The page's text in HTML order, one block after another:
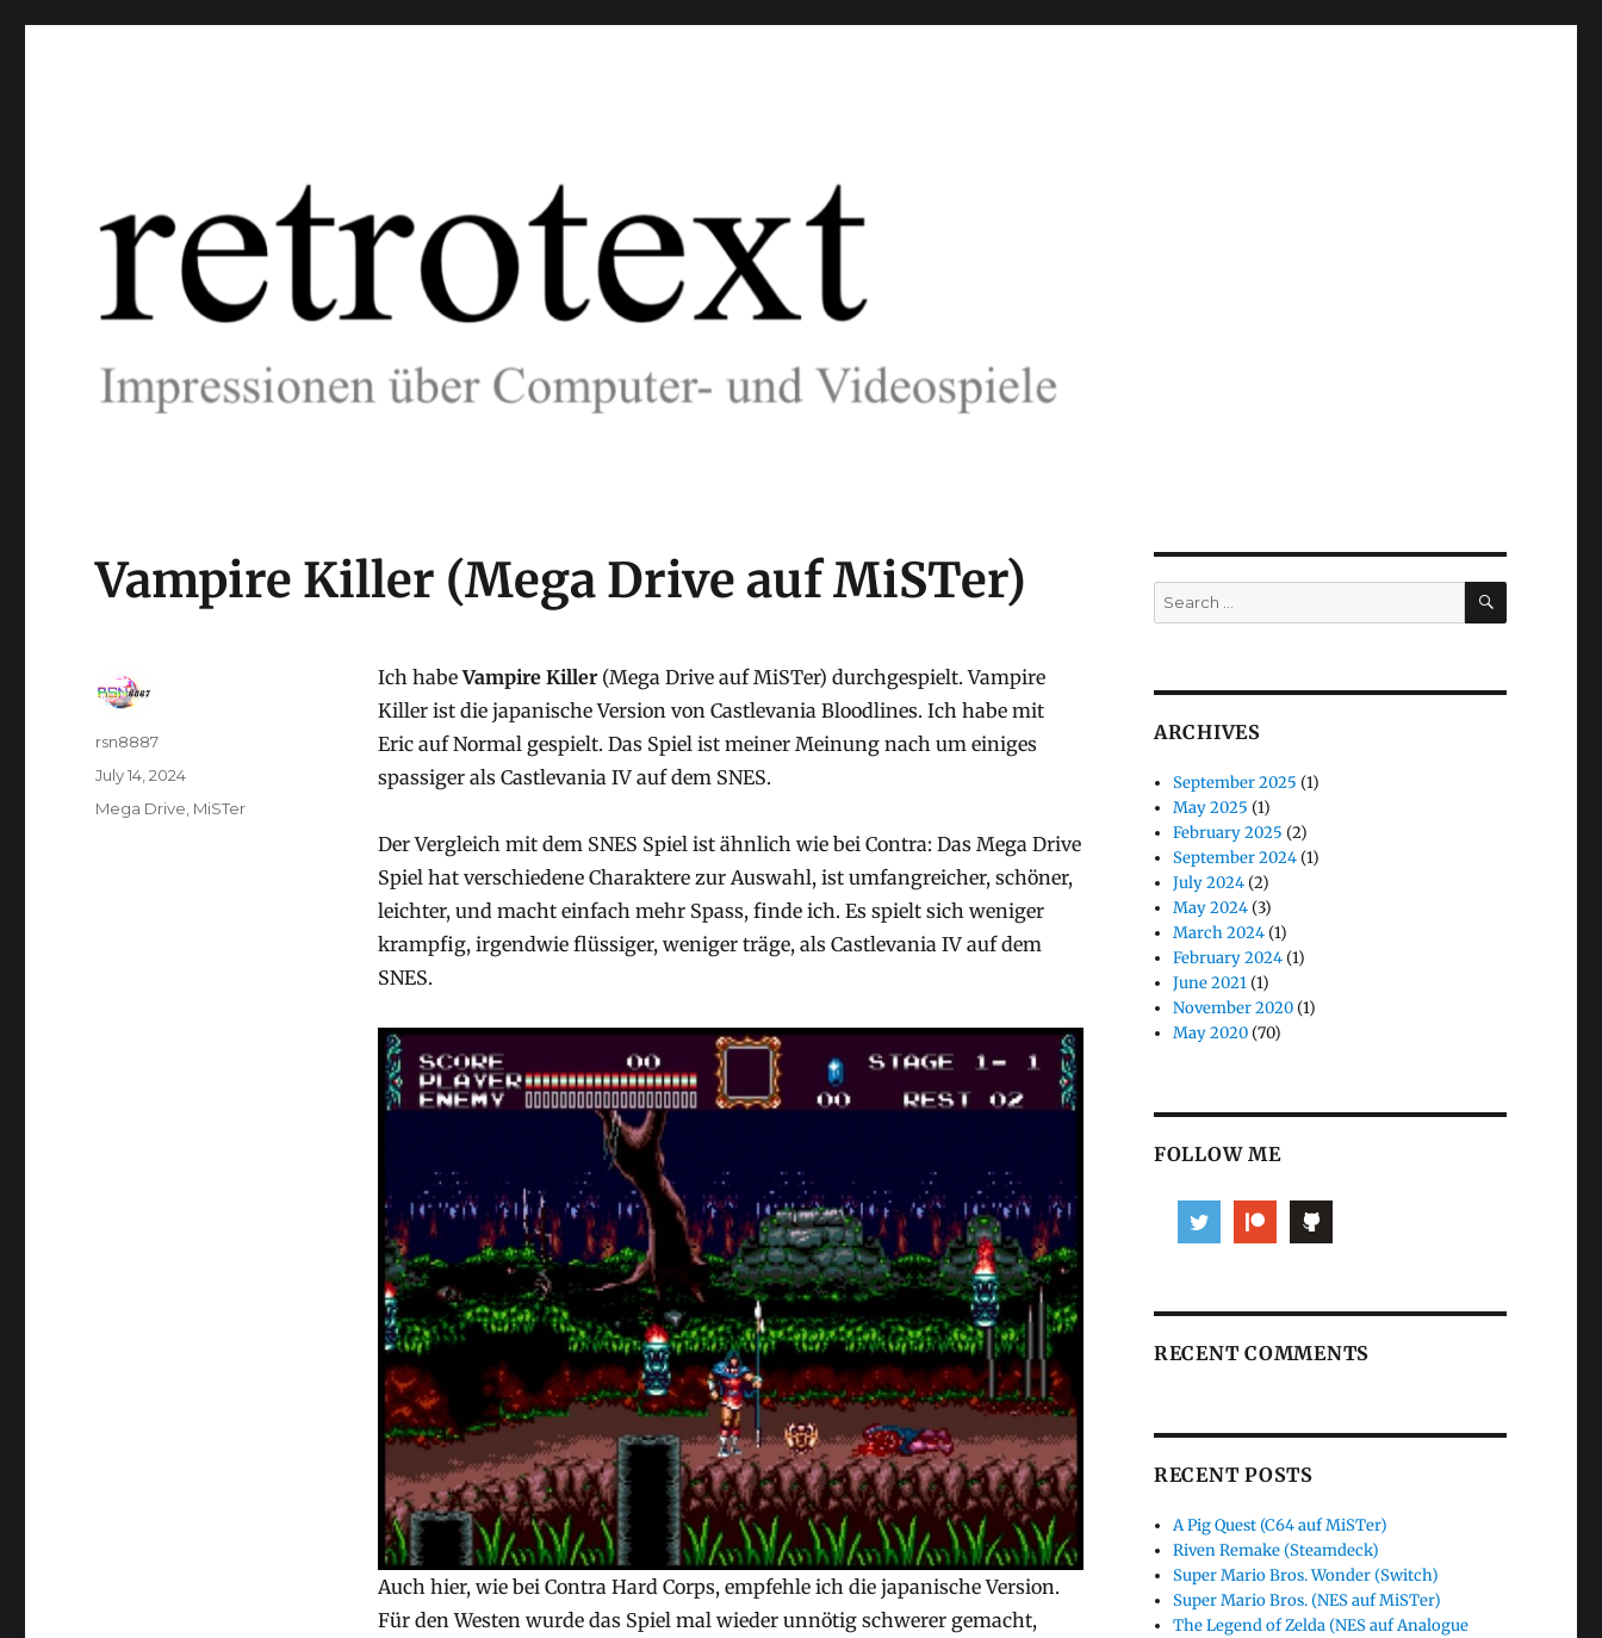
Vampire Killer (Mega Drive auf MiSTer)
Ich habeVampire Killer (Mega Drive auf MiSTer) durchgespielt. Vampire
Killer ist die japanische Version von Castlevania Bloodlines. Ich habe mit
Eric auf Normal gespielt. Das Spiel ist meiner Meinung nach um einiges
spassiger als Castlevania IV auf dem SNES.
Der Vergleich mit dem SNES Spiel ist ähnlich wie bei Contra: Das Mega Drive
Spiel hat verschiedene Charaktere zur Auswahl, ist umfangreicher, schöner,
leichter, und macht einfach mehr Spass, finde ich. Es spielt sich weniger
krampfig, irgendwie flüssiger, weniger träge, als Castlevania IV auf dem
SNES.
Auch hier, wie bei Contra Hard Corps, empfehle ich die japanische Version.
Für den Westen wurde das Spiel mal wieder unnötig schwerer gemacht,
Author
rsn8887
Posted
July 14, 2024
Categories
Mega Drive MiSTer
Search
for:
SEARCH
ARCHIVES
September 2025 (1)
May 2025 (1)
February 2025 (2)
September 2024 (1)
July 2024 (2)
May 2024 (3)
March 2024 (1)
February 2024 (1)
June 2021 (1)
November 2020 (1)
May 2020 (70)
FOLLOW ME
RECENT COMMENTS
RECENT POSTS
A Pig Quest (C64 auf MiSTer)
Riven Remake (Steamdeck)
Super Mario Bros. Wonder (Switch)
Super Mario Bros. (NES auf MiSTer)
The Legend of Zelda (NES auf Analogue